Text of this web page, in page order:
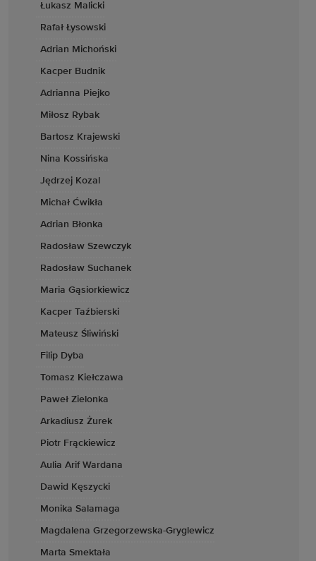
Łukasz Malicki
Rafał Łysowski
Adrian Michoński
Kacper Budnik
Adrianna Piejko
Miłosz Rybak
Bartosz Krajewski
Nina Kossińska
Jędrzej Kozal
Michał Ćwikła
Adrian Błonka
Radosław Szewczyk
Radosław Suchanek
Maria Gąsiorkiewicz
Kacper Taźbierski
Mateusz Śliwiński
Filip Dyba
Tomasz Kiełczawa
Paweł Zielonka
Arkadiusz Żurek
Piotr Frąckiewicz
Aulia Arif Wardana
Dawid Kęszycki
Monika Salamaga
Magdalena Grzegorzewska-Gryglewicz
Marta Smektała